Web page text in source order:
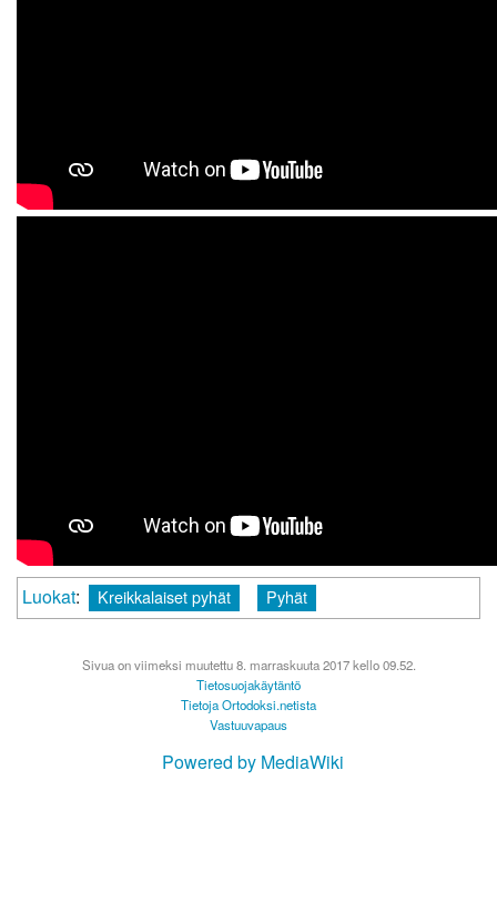
Luokat: Kreikkalaiset pyhät Pyhät
Sivua on viimeksi muutettu 8. marraskuuta 2017 kello 09.52.
Tietosuojakäytäntö
Tietoja Ortodoksi.netista
Vastuuvapaus
Powered by MediaWiki